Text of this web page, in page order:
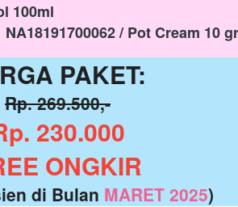
100ml
/ Pot Cream 10 gr
PAKET:
Rp. 269.500,-
230.000
ONGKIR
di Bulan MARET 2025)